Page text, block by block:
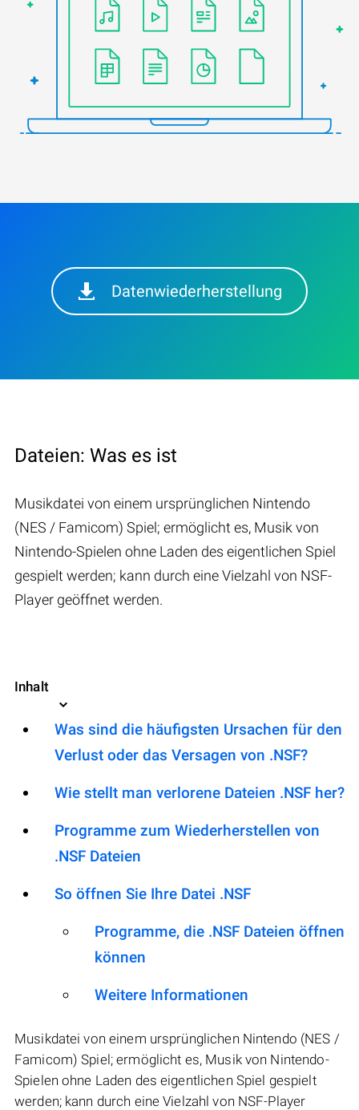
Datenwiederherstellung
Dateien: Was es ist
Musikdatei von einem ursprünglichen Nintendo
(NES / Famicom) Spiel; ermöglicht es, Musik von
Nintendo-Spielen ohne Laden des eigentlichen Spiel
gespielt werden; kann durch eine Vielzahl von NSF-
Player geöffnet werden.
Inhalt
Was sind die häufigsten Ursachen für den
Verlust oder das Versagen von .NSF?
Wie stellt man verlorene Dateien .NSF her?
Programme zum Wiederherstellen von
.NSF Dateien
So öffnen Sie Ihre Datei .NSF
Programme, die .NSF Dateien öffnen
können
Weitere Informationen
Musikdatei von einem ursprünglichen Nintendo (NES /
Famicom) Spiel; ermöglicht es, Musik von Nintendo-
Spielen ohne Laden des eigentlichen Spiel gespielt
werden; kann durch eine Vielzahl von NSF-Player